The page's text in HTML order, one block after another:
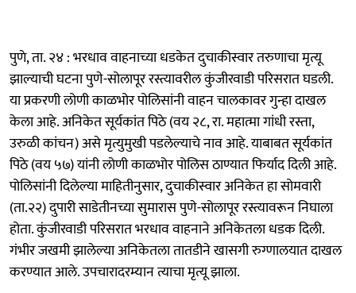
पुणे, ता. २४ : भरधाव वाहनाच्या धडकेत दुचाकीस्वार तरुणाचा मृत्यू
झाल्याची घटना पुणे-सोलापूर रस्त्यावरील कुंजीरवाडी परिसरात घडली.
या प्रकरणी लोणी काळभोर पोलिसांनी वाहन चालकावर गुन्हा दाखल
केला आहे. अनिकेत सूर्यकांत पिठे (वय २८, रा. महात्मा गांधी रस्ता,
उरुळी कांचन) असे मृत्युमुखी पडलेल्याचे नाव आहे. याबाबत सूर्यकांत
पिठे (वय ५७) यांनी लोणी काळभोर पोलिस ठाण्यात फिर्याद दिली आहे.
पोलिसांनी दिलेल्या माहितीनुसार, दुचाकीस्वार अनिकेत हा सोमवारी
(ता.२२) दुपारी साडेतीनच्या सुमारास पुणे-सोलापूर रस्त्यावरून निघाला
होता. कुंजीरवाडी परिसरात भरधाव वाहनाने अनिकेतला धडक दिली.
गंभीर जखमी झालेल्या अनिकेतला तातडीने खासगी रुग्णालयात दाखल
करण्यात आले. उपचारादरम्यान त्याचा मृत्यू झाला.